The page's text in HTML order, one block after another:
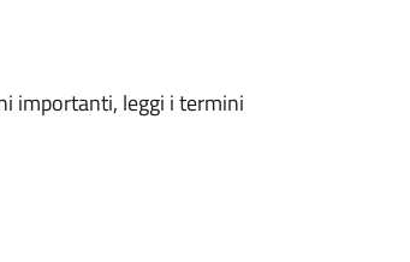
importanti, leggi i termini